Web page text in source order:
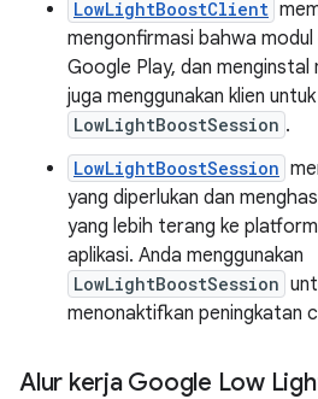
LowLightBoostClient
mengonfirmasi bahwa
Google Play, dan menginstal
juga menggunakan klien
LowLightBoostSession .
LowLightBoostSession
yang diperlukan dan
yang lebih terang ke
aplikasi. Anda menggunakan
LowLightBoostSession
menonaktifkan peningkatan
Alur kerja Google Low